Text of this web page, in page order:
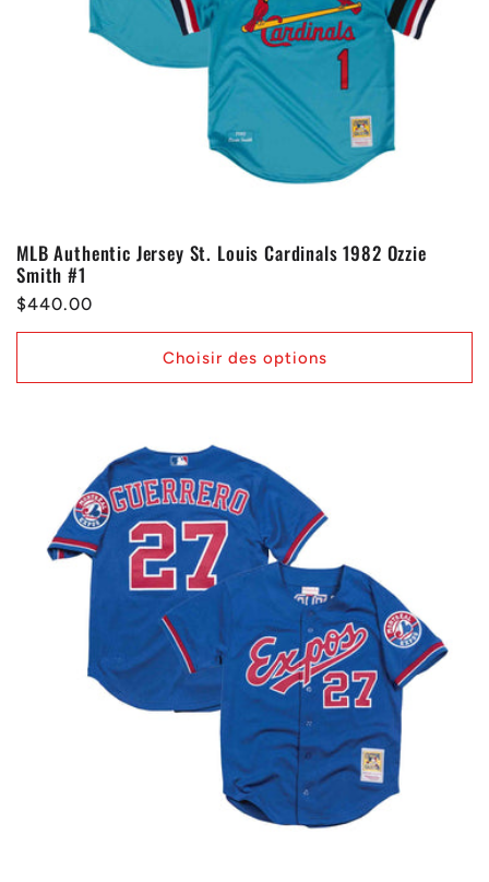
MLB Authentic Jersey St. Louis Cardinals 1982 Ozzie
Smith #1
Prix
habituel
$440.00
Choisir des options